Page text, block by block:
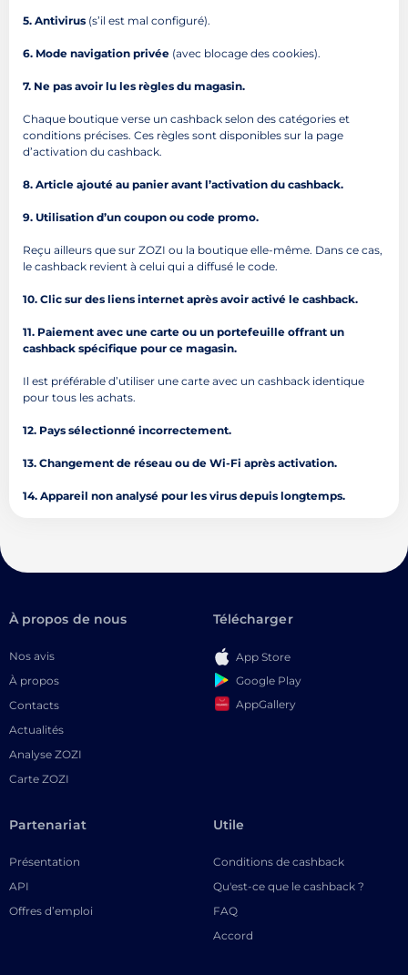
5. Antivirus (s’il est mal configuré).
6. Mode navigation privée (avec blocage des cookies).
7. Ne pas avoir lu les règles du magasin.
Chaque boutique verse un cashback selon des catégories et
conditions précises. Ces règles sont disponibles sur la page
d’activation du cashback.
8. Article ajouté au panier avant l’activation du cashback.
9. Utilisation d’un coupon ou code promo.
Reçu ailleurs que sur ZOZI ou la boutique elle-même. Dans ce cas,
le cashback revient à celui qui a diffusé le code.
10. Clic sur des liens internet après avoir activé le cashback.
11. Paiement avec une carte ou un portefeuille offrant un
cashback spécifique pour ce magasin.
Il est préférable d’utiliser une carte avec un cashback identique
pour tous les achats.
12. Pays sélectionné incorrectement.
13. Changement de réseau ou de Wi-Fi après activation.
14. Appareil non analysé pour les virus depuis longtemps.
À propos de nous
Nos avis
À propos
Contacts
Actualités
Analyse ZOZI
Carte ZOZI
Télécharger
App Store
Google Play
AppGallery
Partenariat
Présentation
API
Offres d’emploi
Utile
Conditions de cashback
Qu'est-ce que le cashback ?
FAQ
Accord